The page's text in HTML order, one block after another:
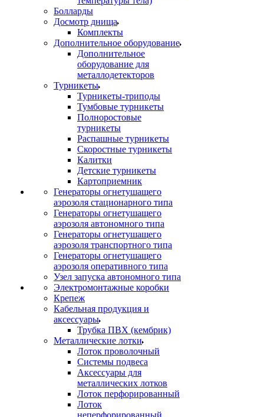
Болларды
Досмотр днища
Комплекты
Дополнительное оборудование
Дополнительное
оборудование для
металлодетекторов
Турникеты
Турникеты-триподы
Тумбовые турникеты
Полноростовые
турникеты
Распашные турникеты
Скоростные турникеты
Калитки
Детские турникеты
Картоприемник
Генераторы огнетушащего
аэрозоля стационарного типа
Генераторы огнетушащего
аэрозоля автономного типа
Генераторы огнетушащего
аэрозоля транспортного типа
Генераторы огнетушащего
аэрозоля оперативного типа
Узел запуска автономного типа
Электромонтажные коробки
Крепеж
Кабельная продукция и
аксессуары
Трубка ПВХ (кембрик)
Металлические лотки
Лоток проволочный
Системы подвеса
Аксессуары для
металлических лотков
Лоток перфорированный
Лоток
неперфорированный